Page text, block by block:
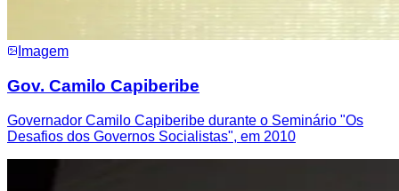
Imagem
Gov. Camilo Capiberibe
Governador Camilo Capiberibe durante o Seminário "Os
Desafios dos Governos Socialistas", em 2010